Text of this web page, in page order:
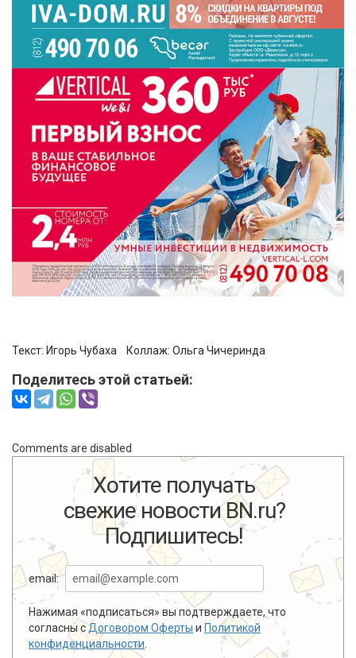
Текст: Игорь Чубаха Коллаж: Ольга Чичеринда
Поделитесь этой статьей:
Comments are disabled
Хотите получать
свежие новости BN.ru?
Подпишитесь!
email:
Нажимая «подписаться» вы подтверждаете, что
согласны сДоговором Оферты и Политикой
конфиденциальности